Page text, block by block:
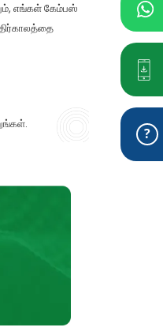
எங்கள் கேம்பஸ்